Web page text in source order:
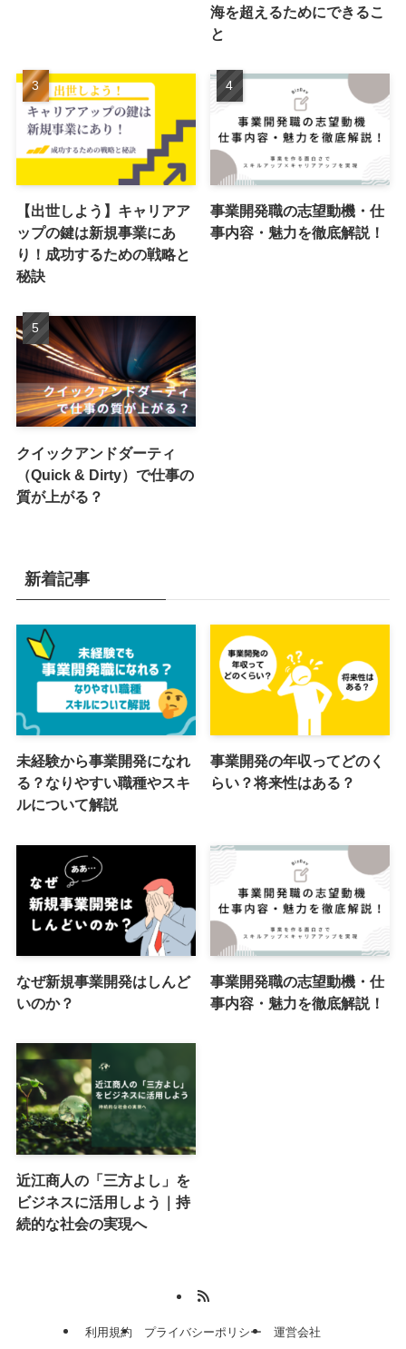
海を超えるためにできるこ
と
【出世しよう】キャリアア
ップの鍵は新規事業にあ
り！成功するための戦略と
秘訣
事業開発職の志望動機・仕
事内容・魅力を徹底解説！
クイックアンドダーティ
（Quick & Dirty）で仕事の
質が上がる？
新着記事
未経験から事業開発になれ
る？なりやすい職種やスキ
ルについて解説
事業開発の年収ってどのく
らい？将来性はある？
なぜ新規事業開発はしんど
いのか？
事業開発職の志望動機・仕
事内容・魅力を徹底解説！
近江商人の「三方よし」を
ビジネスに活用しよう｜持
続的な社会の実現へ
利用規約 プライバシーポリシー 運営会社